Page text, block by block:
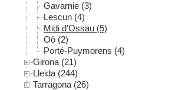
Gavarnie (3)
Lescun (4)
Midi d'Ossau (5)
Oô (2)
Porté-Puymorens (4)
Girona (21)
Lleida (244)
Tarragona (26)